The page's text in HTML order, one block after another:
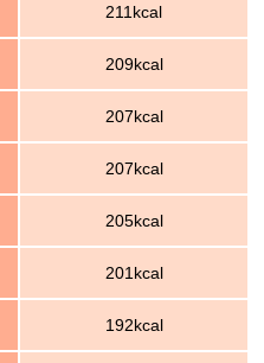
211kcal
209kcal
207kcal
207kcal
205kcal
201kcal
192kcal